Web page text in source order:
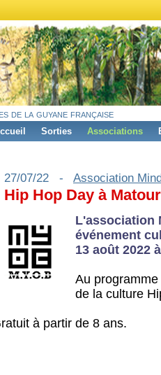
de la guyane française
Sorties Associations
27/07/22 - Association
Hip Hop Day à
L'association
événement
13 août 2022
Au
de la culture
à partir de 8 ans.